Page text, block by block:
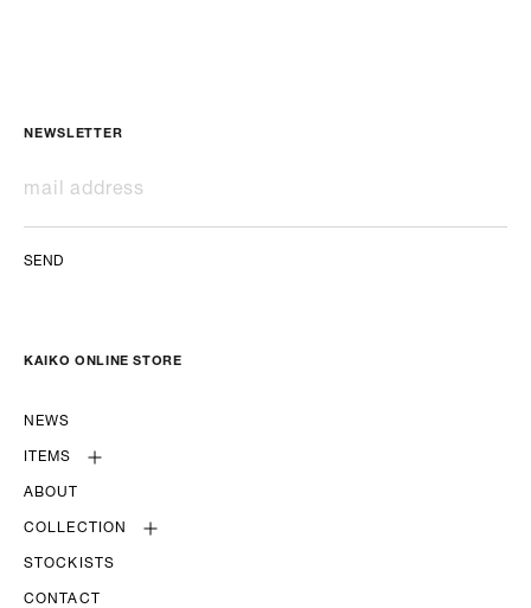
NEWSLETTER
SEND
KAIKO ONLINE STORE
NEWS
ITEMS
ABOUT
COLLECTION
STOCKISTS
CONTACT